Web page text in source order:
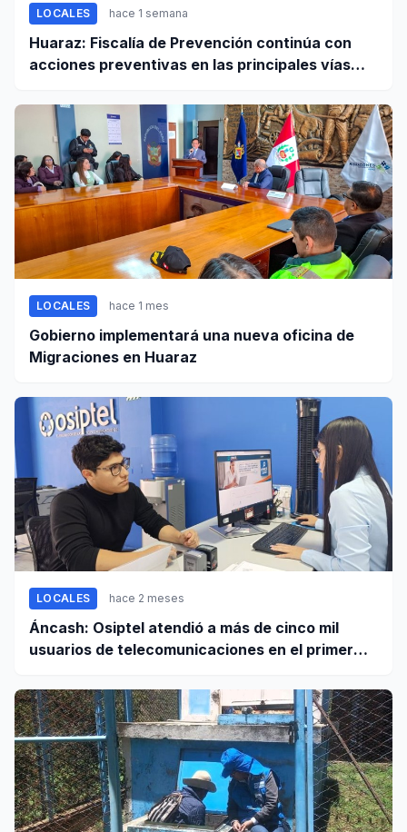
LOCALES hace 1 semana
Huaraz: Fiscalía de Prevención continúa con
acciones preventivas en las principales vías
LOCALES hace 1 mes
Gobierno implementará una nueva oficina de
Migraciones en Huaraz
LOCALES hace 2 meses
Áncash: Osiptel atendió a más de cinco mil
usuarios de telecomunicaciones en el primer